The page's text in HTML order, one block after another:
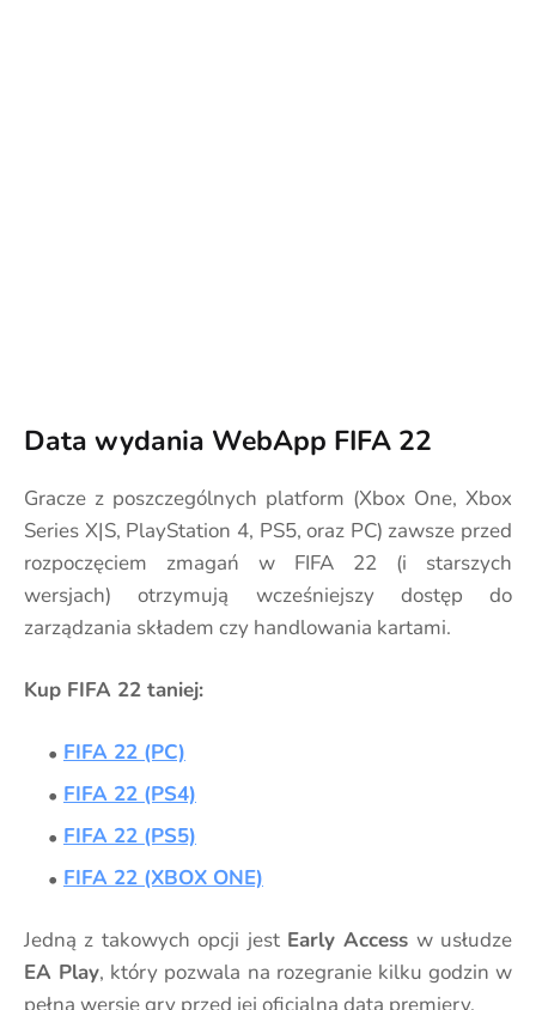
Data wydania WebApp FIFA 22
Gracze z poszczególnych platform (Xbox One, Xbox
Series X|S, PlayStation 4, PS5, oraz PC) zawsze przed
rozpoczęciem zmagań w FIFA 22 (i starszych
wersjach) otrzymują wcześniejszy dostęp do
zarządzania składem czy handlowania kartami.
Kup FIFA 22 taniej:
FIFA 22 (PC)
FIFA 22 (PS4)
FIFA 22 (PS5)
FIFA 22 (XBOX ONE)
Jedną z takowych opcji jest Early Access w usłudze
EA Play, który pozwala na rozegranie kilku godzin w
pełną wersję gry przed jej oficjalną datą premiery.